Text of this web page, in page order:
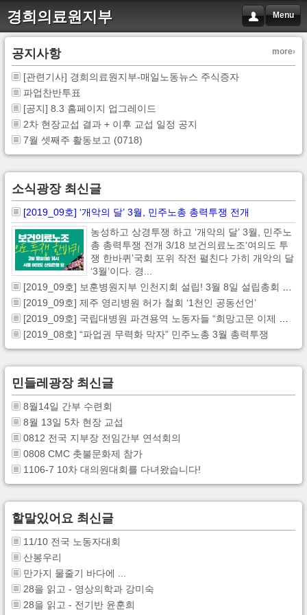
경희의료원지부 Menu
공지사항 more
[관련기사] 경희의료원지부-매일노동뉴스 주식증자
파업찬반투표
[공지] 8.3 홈페이지 업그레이드
2차 현장교섭 결과 + 이후 교섭 일정 공지
7월 셋째주 활동보고 (0718)
소식광장 최신글
[2019_09호] ‘개악의 달’ 3월, 민주노총 총력투쟁 전개
농성하고 상경투쟁 하고 ‘개악의 달’ 3월, 민주노
총 총력투쟁 전개 3/18 보건의료노조‘여의도 투
쟁 한바퀴’국회 포위 작전 펼친다 가히 개악의 달
‘3월’이다. 경...
[2019_09호] 보훈병원지부 인천지회 설립! 3월 8일 설립총회 개최
[2019_09호] 제주 영리병원 허가 철회 ‘1천인 공동선언’
[2019_09호] 국립대병원 파견용역 노동자들 “희망고문 이제 그만”
[2019_08호] “파업권 무력화 막자” 민주노총 3월 총력투쟁
민들레광장 최신글
8월14일 간부 수련회
8월 13일 5차 현장 교섭
0812 전국 지부장 전임간부 연석회의
0808 CMC 촛불문화제 참가
1106-7 10차 대의원대회를 다녀왔습니다!
할말있어요 최신글
11/10 전국 노동자대회
산봉우리
만가지 물줄기 바다에 ...
28을 읽고 - 영상의학과 강미숙
28을 읽고 - 전기반 윤훈희